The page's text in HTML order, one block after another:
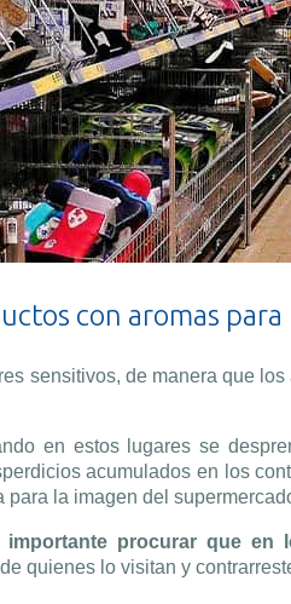
con aromas
sensitivos, de manera que
en estos lugares se
acumulados en los
para la imagen del
importante procurar que en
quienes lo visitan y